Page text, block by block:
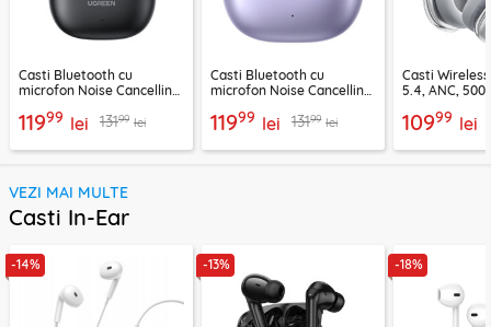
Casti Bluetooth cu
microfon Noise Cancelling
11999 lei 13199 lei
Casti Bluetooth cu
microfon Noise Cancelling
11999 lei 13199 lei
Casti
5.4, ANC,
10999 lei
VEZI MAI MULTE
Casti In-Ear
-14% -13% -18%